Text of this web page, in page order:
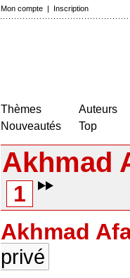
Mon compte | Inscription
Thèmes
Nouveautés
Auteurs
Top
Akhmad
1
Akhmad
privé